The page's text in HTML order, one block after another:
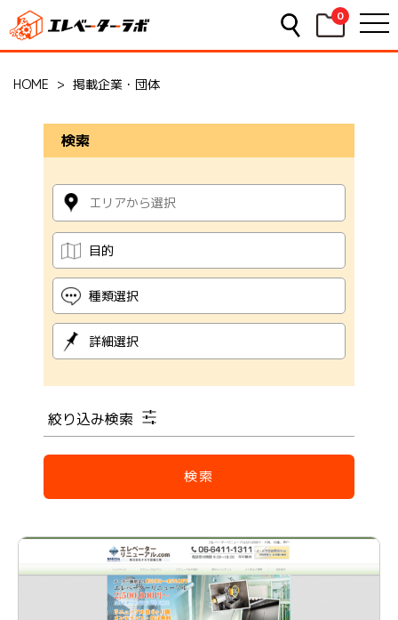
0
HOME > 掲載企業・団体
検索
目的
種類選択
詳細選択
絞り込み検索